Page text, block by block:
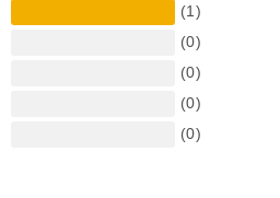
(1)
(0)
(0)
(0)
(0)